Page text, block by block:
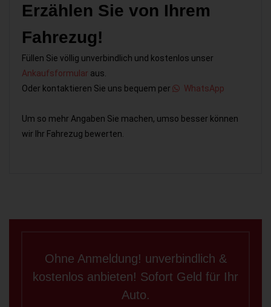
Erzählen Sie von Ihrem
Fahrezug!
Füllen Sie völlig unverbindlich und kostenlos unser
Ankaufsformular aus.
Oder kontaktieren Sie uns bequem per
WhatsApp
Um so mehr Angaben Sie machen, umso besser können
wir Ihr Fahrezug bewerten.
Ohne Anmeldung! unverbindlich &
kostenlos anbieten! Sofort Geld für Ihr
Auto.